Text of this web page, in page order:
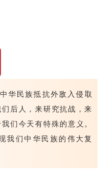
华民族抵抗外敌入侵取
后人，来研究抗战，来
们今天有特殊的意义。
我们中华民族的伟大复